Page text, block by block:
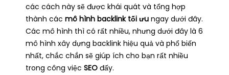
các cách này sẽ được khái quát và tổng hợp
thành các mô hình backlink tối ưu ngay dưới đây.
Các mô hình thì có rất nhiều, nhưng dưới đây là 6
mô hình xây dựng backlink hiệu quả và phổ biến
nhất, chắc chắn sẽ giúp ích cho bạn rất nhiều
trong công việc SEOđấy.